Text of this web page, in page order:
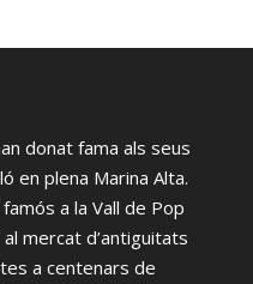
donat fama als seus
en plena Marina Alta.
a la Vall de Pop
mercat d’antiguitats
a centenars de